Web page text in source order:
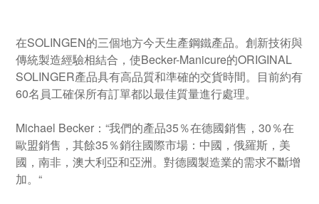
在SOLINGEN的三個地方今天生產鋼鐵產品。創新技術與
傳統製造經驗相結合，使Becker-Manicure的ORIGINAL
SOLINGER產品具有高品質和準確的交貨時間。目前約有
60名員工確保所有訂單都以最佳質量進行處理。
Michael Becker：“我們的產品35％在德國銷售，30％在
歐盟銷售，其餘35％銷往國際市場：中國，俄羅斯，美
國，南非，澳大利亞和亞洲。對德國製造業的需求不斷增
加。“